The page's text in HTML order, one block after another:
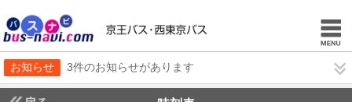
お知らせ 3件のお知らせがあります